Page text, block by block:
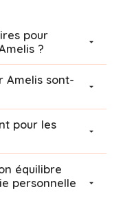
pour
?
Amelis sont-
pour les
équilibre
personnelle